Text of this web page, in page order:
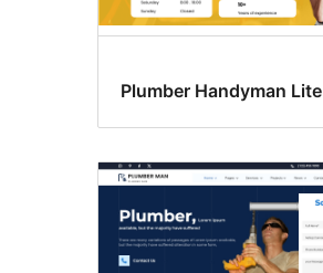
Plumber Handyman Lite